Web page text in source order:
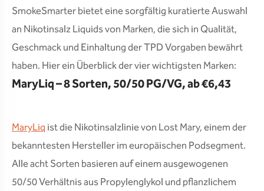
SmokeSmarter bietet eine sorgfältig kuratierte Auswahl
an Nikotinsalz Liquids von Marken, die sich in Qualität,
Geschmack und Einhaltung der TPD Vorgaben bewährt
haben. Hier ein Überblick der vier wichtigsten Marken:
MaryLiq – 8 Sorten, 50/50 PG/VG, ab €6,43
MaryLiqist die Nikotinsalzlinie von Lost Mary, einem der
bekanntesten Hersteller im europäischen Podsegment.
Alle acht Sorten basieren auf einem ausgewogenen
50/50 Verhältnis aus Propylenglykol und pflanzlichem